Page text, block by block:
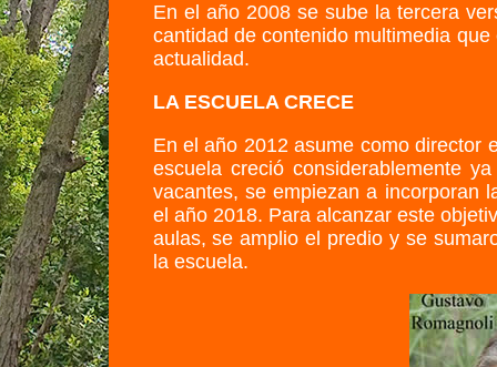
En el año 2008 se sube la tercera
cantidad de contenido multimedia
actualidad.
LA ESCUELA CRECE
En el año 2012 asume como director
escuela creció considerablemente
vacantes, se empiezan a incorporan
el año 2018. Para alcanzar este
aulas, se amplio el predio y se
la escuela.